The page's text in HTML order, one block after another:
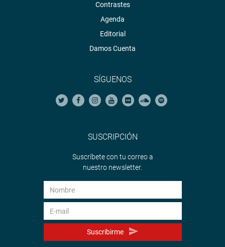
Contrastes
Agenda
Editorial
Damos Cuenta
SÍGUENOS
SUSCRIPCIÓN
Suscríbete con tu correo a
nuestro newsletter.
Suscribirme